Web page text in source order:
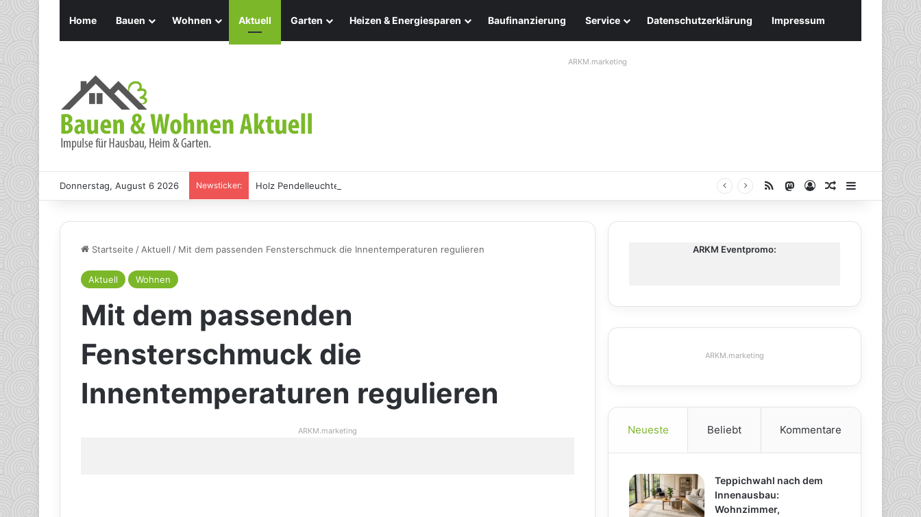
Home Bauen Wohnen Aktuell Garten Heizen & Energiesparen Baufinanzierung Service Datenschutzerklärung Impressum
ARKM.marketing
Donnerstag, August 6 2026 Newsticker: Holz Pendelleuchten: Eleganz und Nachhaltigkeit für Ihr Zuhause RSS Mastodon
AnmeldenZufälliger
Startseite /Aktuell / Mit dem passenden Fensterschmuck die Innentemperaturen regulieren
Aktuell Wohnen
Mit dem passenden
Fensterschmuck die
Innentemperaturen regulieren
ARKM.marketing
ARKM Eventpromo:
ARKM.marketing
Neueste Beliebt Kommentare
Teppichwahl nach dem
Innenausbau:
Wohnzimmer,